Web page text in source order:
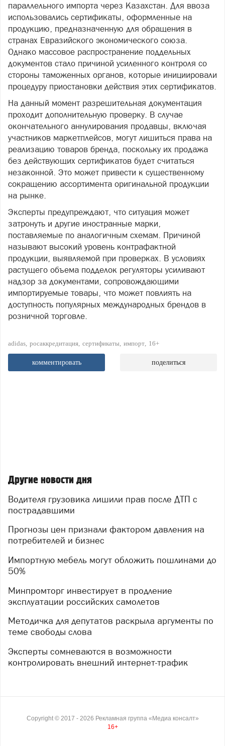
параллельного импорта через Казахстан. Для ввоза
использовались сертификаты, оформленные на
продукцию, предназначенную для обращения в
странах Евразийского экономического союза.
Однако массовое распространение поддельных
документов стало причиной усиленного контроля со
стороны таможенных органов, которые инициировали
процедуру приостановки действия этих сертификатов.
На данный момент разрешительная документация
проходит дополнительную проверку. В случае
окончательного аннулирования продавцы, включая
участников маркетплейсов, могут лишиться права на
реализацию товаров бренда, поскольку их продажа
без действующих сертификатов будет считаться
незаконной. Это может привести к существенному
сокращению ассортимента оригинальной продукции
на рынке.
Эксперты предупреждают, что ситуация может
затронуть и другие иностранные марки,
поставляемые по аналогичным схемам. Причиной
называют высокий уровень контрафактной
продукции, выявляемой при проверках. В условиях
растущего объема подделок регуляторы усиливают
надзор за документами, сопровождающими
импортируемые товары, что может повлиять на
доступность популярных международных брендов в
розничной торговле.
adidas росаккредитация сертификаты импорт 16+
комментировать поделиться
Другие новости дня
Водителя грузовика лишили прав после ДТП с
пострадавшими
Прогнозы цен признали фактором давления на
потребителей и бизнес
Импортную мебель могут обложить пошлинами до
50%
Минпромторг инвестирует в продление
эксплуатации российских самолетов
Методичка для депутатов раскрыла аргументы по
теме свободы слова
Эксперты сомневаются в возможности
контролировать внешний интернет-трафик
Copyright © 2017 - 2026 Рекламная группа «Медиа консалт»
16+